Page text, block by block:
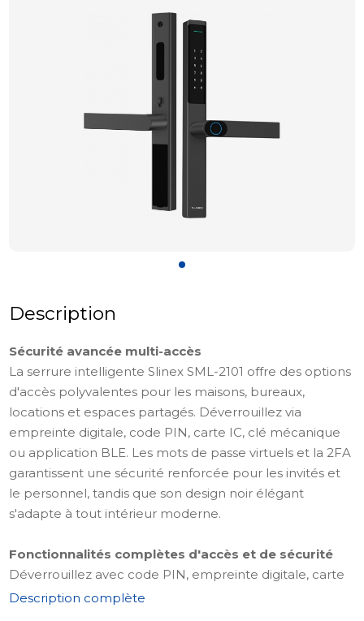
Description
Sécurité avancée multi-accès
La serrure intelligente Slinex SML-2101 offre des options
d'accès polyvalentes pour les maisons, bureaux,
locations et espaces partagés. Déverrouillez via
empreinte digitale, code PIN, carte IC, clé mécanique
ou application BLE. Les mots de passe virtuels et la 2FA
garantissent une sécurité renforcée pour les invités et
le personnel, tandis que son design noir élégant
s'adapte à tout intérieur moderne.
Fonctionnalités complètes d'accès et de sécurité
Déverrouillez avec code PIN, empreinte digitale, carte
IC, BLE (application Smart Call) ou clé mécanique.
Description complète